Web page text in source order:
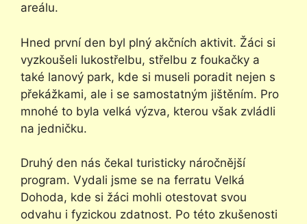
areálu.
Hned první den byl plný akčních aktivit. Žáci si
vyzkoušeli lukostřelbu, střelbu z foukačky a
také lanový park, kde si museli poradit nejen s
překážkami, ale i se samostatným jištěním. Pro
mnohé to byla velká výzva, kterou však zvládli
na jedničku.
Druhý den nás čekal turisticky náročnější
program. Vydali jsme se na ferratu Velká
Dohoda, kde si žáci mohli otestovat svou
odvahu i fyzickou zdatnost. Po této zkušenosti